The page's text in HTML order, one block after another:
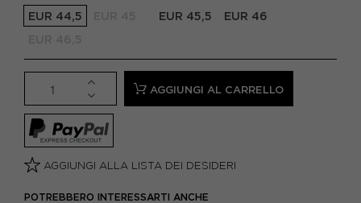
EUR 44,5
EUR 45,5
EUR 46
AGGIUNGI AL CARRELLO
AGGIUNGI ALLA LISTA DEI DESIDERI
POTREBBERO INTERESSARTI ANCHE